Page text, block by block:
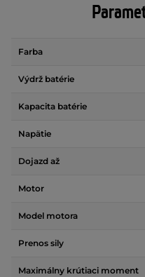
Farba
Výdrž batérie
Kapacita batérie
Napätie
Dojazd až
Motor
Model motora
Prenos sily
Maximálny krútiaci moment